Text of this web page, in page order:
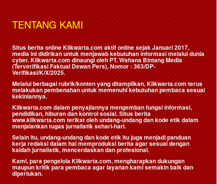
TENTANG KAMI
Situs berita online Klikwarta.com aktif online sejak Januari 2017,
media ini didirikan untuk menjawab kebutuhan informasi melalui dunia
cyber. Klikwarta.com dinaungi oleh PT. Wahana Bintang Media
(Terverifikasi Faktual Dewan Pers), Nomor : 363/DP-
Verifikasi/K/X/2025.
Melalui berbagai rubrik/konten yang ditampilkan, Klikwarta.com terus
melakukan pembenahan untuk memenuhi kebutuhan pembaca sesuai
kekiniannya.
Klikwarta.com dalam penyajiannya mengemban fungsi informasi,
pendidikan, hiburan dan kontrol sosial. Situs berita
www.klikwarta.com terikat oleh undang-undang dan kode etik dalam
menjalankan tugas jurnalistik sehari-hari.
Selain itu, undang-undang dan kode etik itu juga menjadi panduan
kerja redaksi dalam hal memproduksi berita agar sesuai dengan
kaidah jurnalistik, mencerdaskan dan profesional.
Kami, para pengelola Klikwarta.com, mengharapkan dukungan
maupun kritik para pembaca agar layanan kami semakin baik dan
diperlukan.